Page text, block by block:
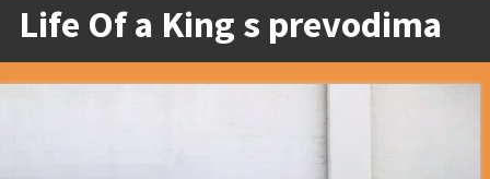
Life Of a King s prevodima